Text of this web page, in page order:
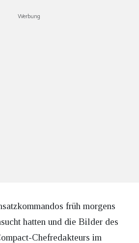
Werbung
früh morgens
hatten und die Bilder des
Chefredakteurs im